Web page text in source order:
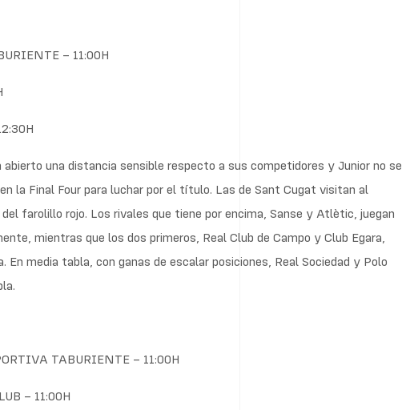
– 11:00H
una distancia sensible respecto a sus competidores y Junior no se
la Final Four para luchar por el título. Las de Sant Cugat visitan al
farolillo rojo. Los rivales que tiene por encima, Sanse y Atlètic, juegan
mientras que los dos primeros, Real Club de Campo y Club Egara,
En media tabla, con ganas de escalar posiciones, Real Sociedad y Polo
TABURIENTE – 11:00H
– 11:00H